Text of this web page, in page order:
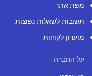
מפת אתר
תשובות לשאלות נפוצות
מועדון לקוחות
על החברה